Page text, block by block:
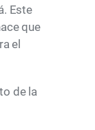
Este
que
el
de la